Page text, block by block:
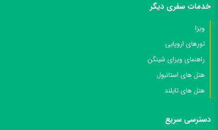
خدمات سفری دیگر
ویزا
تورهای اروپایی
راهنمای ویزای شینگن
هتل های استانبول
هتل های تایلند
دسترسی سریع